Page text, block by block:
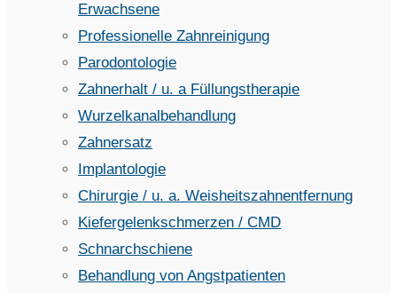
Erwachsene
Professionelle Zahnreinigung
Parodontologie
Zahnerhalt / u. a Füllungstherapie
Wurzelkanalbehandlung
Zahnersatz
Implantologie
Chirurgie / u. a. Weisheitszahnentfernung
Kiefergelenkschmerzen / CMD
Schnarchschiene
Behandlung von Angstpatienten